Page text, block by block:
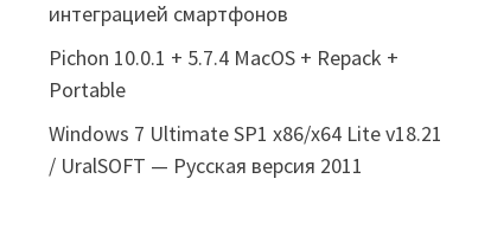
интеграцией смартфонов
Pichon 10.0.1 + 5.7.4 MacOS + Repack +
Portable
Windows 7 Ultimate SP1 x86/x64 Lite v18.21
/ UralSOFT — Русская версия 2011